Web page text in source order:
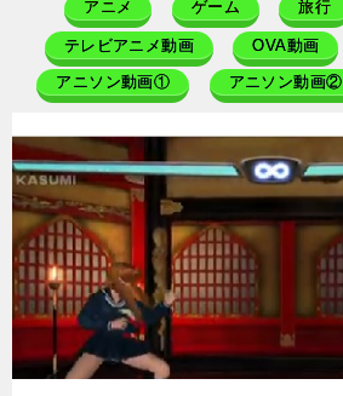
アニメ ゲーム 旅行
テレビアニメ動画 OVA動画
アニソン動画① アニソン動画②